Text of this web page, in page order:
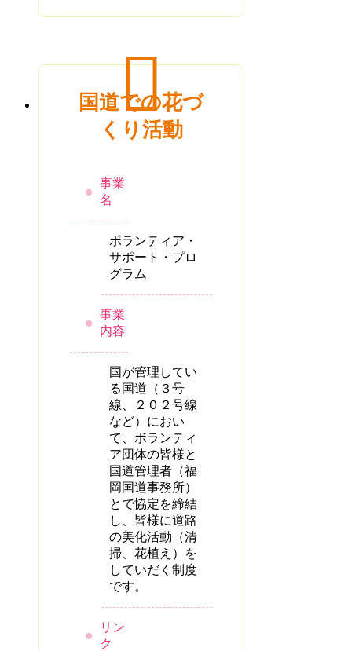
国道での花づ
くり活動
事業
名
ボランティア・
サポート・プロ
グラム
事業
内容
国が管理してい
る国道（３号
線、２０２号線
など）におい
て、ボランティ
ア団体の皆様と
国道管理者（福
岡国道事務所）
とで協定を締結
し、皆様に道路
の美化活動（清
掃、花植え）を
していだく制度
です。
リン
ク